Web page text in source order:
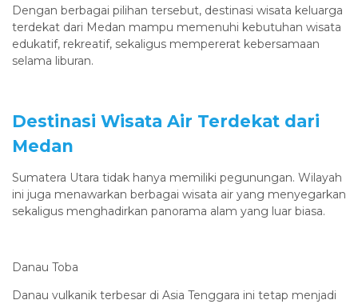
Dengan berbagai pilihan tersebut, destinasi wisata keluarga
terdekat dari Medan mampu memenuhi kebutuhan wisata
edukatif, rekreatif, sekaligus mempererat kebersamaan
selama liburan.
Destinasi Wisata Air Terdekat dari
Medan
Sumatera Utara tidak hanya memiliki pegunungan. Wilayah
ini juga menawarkan berbagai wisata air yang menyegarkan
sekaligus menghadirkan panorama alam yang luar biasa.
Danau Toba
Danau vulkanik terbesar di Asia Tenggara ini tetap menjadi